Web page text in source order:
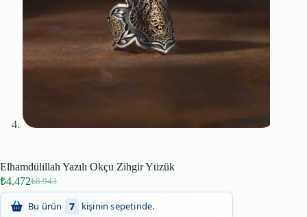
Elhamdülillah Yazılı Okçu Zihgir Yüzük
₺8.943
₺4.472
Bu ürün 7 kişinin sepetinde.
Son 24 saatte 48 kişi inceledi!